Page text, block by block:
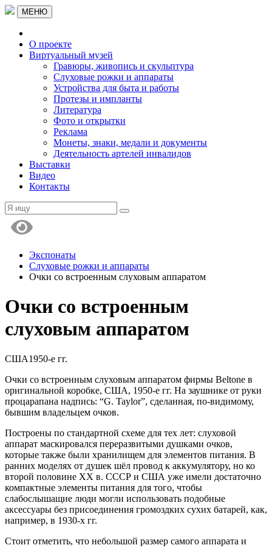
МЕНЮ
О проекте
Виртуальный музей
Гравюры, живопись и скульптура
Слуховые рожки и аппараты
Устройства для быта и работы
Протезы и импланты
Литература
Фото и открытки
Реклама
Монеты, знаки, медали и документы
Деятельность артелей инвалидов
Выставки
Видео
Контакты
Экспонаты
Слуховые рожки и аппараты
Очки со встроенным слуховым аппаратом
Очки со встроенным
слуховым аппаратом
США1950-е гг.
Очки со встроенным слуховым аппаратом фирмы Beltone в
оригинальной коробке, США, 1950-е гг. На заушнике от руки
процарапана надпись: “G. Taylor”, сделанная, по-видимому,
бывшим владельцем очков.
Построены по стандартной схеме для тех лет: слуховой
аппарат маскировался переразвитыми душками очков,
которые также были хранилищем для элементов питания. В
ранних моделях от душек шёл провод к аккумулятору, но ко
второй половине XX в. СССР и США уже имели достаточно
компактные элементы питания для того, чтобы
слабослышащие люди могли использовать подобные
аксессуары без присоединения громоздких сухих батарей, как,
например, в 1930-х гг.
Стоит отметить, что небольшой размер самого аппарата и